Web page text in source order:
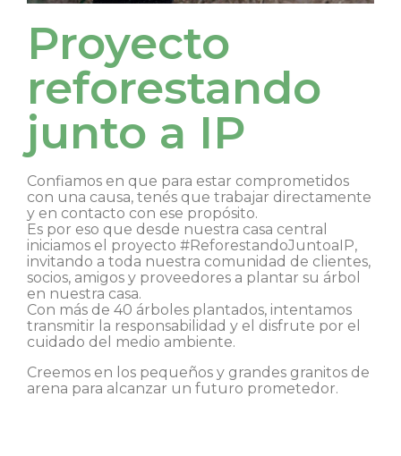
Proyecto
reforestando
junto a IP
Confiamos en que para estar comprometidos
con una causa, tenés que trabajar directamente
y en contacto con ese propósito.
Es por eso que desde nuestra casa central
iniciamos el proyecto #ReforestandoJuntoaIP,
invitando a toda nuestra comunidad de clientes,
socios, amigos y proveedores a plantar su árbol
en nuestra casa.
Con más de 40 árboles plantados, intentamos
transmitir la responsabilidad y el disfrute por el
cuidado del medio ambiente.
Creemos en los pequeños y grandes granitos de
arena para alcanzar un futuro prometedor.